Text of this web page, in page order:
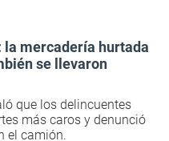
la mercadería hurtada
se llevaron
que los delincuentes
más caros y denunció
el camión.